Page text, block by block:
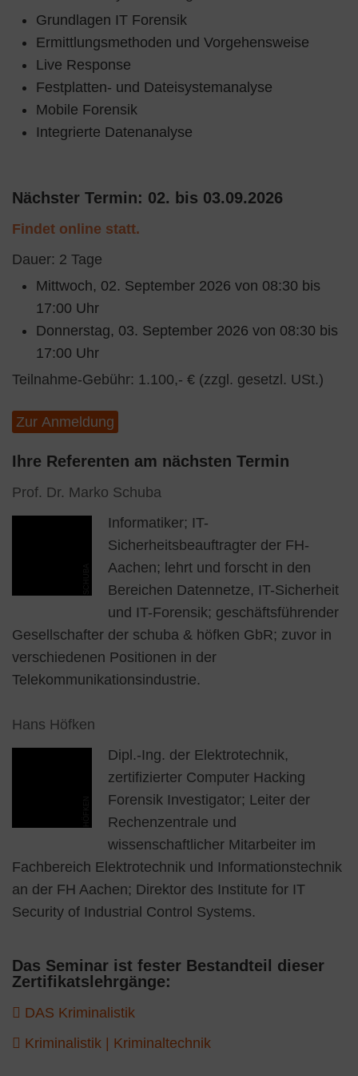
Grundlagen IT Forensik
Ermittlungsmethoden und Vorgehensweise
Live Response
Festplatten- und Dateisystemanalyse
Mobile Forensik
Integrierte Datenanalyse
Nächster Termin: 02. bis 03.09.2026
Findet online statt.
Dauer: 2 Tage
Mittwoch, 02. September 2026 von 08:30 bis
17:00 Uhr
Donnerstag, 03. September 2026 von 08:30 bis
17:00 Uhr
Teilnahme-Gebühr: 1.100,- € (zzgl. gesetzl. USt.)
Zur Anmeldung
Ihre Referenten am nächsten Termin
Prof. Dr. Marko Schuba
Informatiker; IT-
Sicherheitsbeauftragter der FH-
Aachen; lehrt und forscht in den
Bereichen Datennetze, IT-Sicherheit
und IT-Forensik; geschäftsführender
Gesellschafter der schuba & höfken GbR; zuvor in
verschiedenen Positionen in der
Telekommunikationsindustrie.
Hans Höfken
Dipl.-Ing. der Elektrotechnik,
zertifizierter Computer Hacking
Forensik Investigator; Leiter der
Rechenzentrale und
wissenschaftlicher Mitarbeiter im
Fachbereich Elektrotechnik und Informationstechnik
an der FH Aachen; Direktor des Institute for IT
Security of Industrial Control Systems.
Das Seminar ist fester Bestandteil dieser
Zertifikatslehrgänge:
DAS Kriminalistik
Kriminalistik | Kriminaltechnik